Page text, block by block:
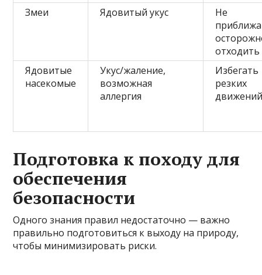
Змеи Ядовитый укус
Не
отходить
Ядовитые
насекомые
Укус/жаление,
возможная
аллергия
Избегать
резких
Подготовка к походу для
обеспечения
безопасности
Одного знания правил недостаточно — важно
правильно подготовиться к выходу на природу,
чтобы минимизировать риски.